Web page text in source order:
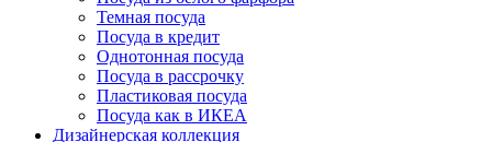
Темная посуда
Посуда в кредит
Однотонная посуда
Посуда в рассрочку
Пластиковая посуда
Посуда как в ИКЕА
Дизайнерская коллекция